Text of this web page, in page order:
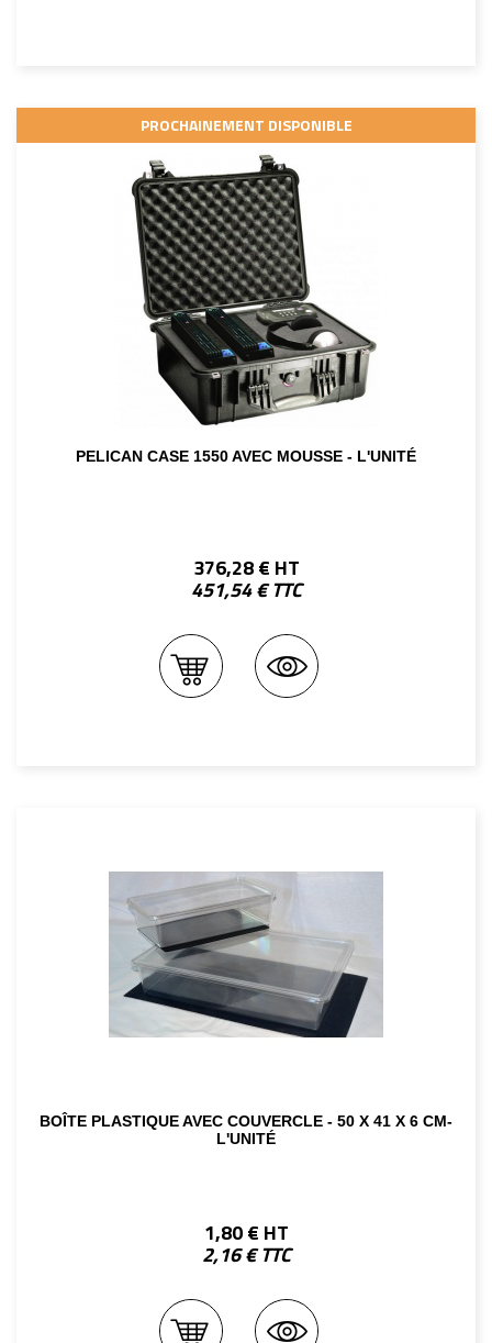
PROCHAINEMENT DISPONIBLE
PELICAN CASE 1550 AVEC MOUSSE - L'UNITÉ
376,28 € HT
451,54 € TTC
BOÎTE PLASTIQUE AVEC COUVERCLE - 50 X 41 X 6 CM-
L'UNITÉ
1,80 € HT
2,16 € TTC